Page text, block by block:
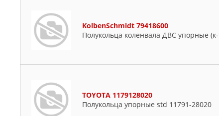
TOYOTA
KolbenSchmidt 79418600
Полукольца коленвала ДВС упорные (к-
TOYOTA 1179128020
Полукольца упорные std 11791-28020